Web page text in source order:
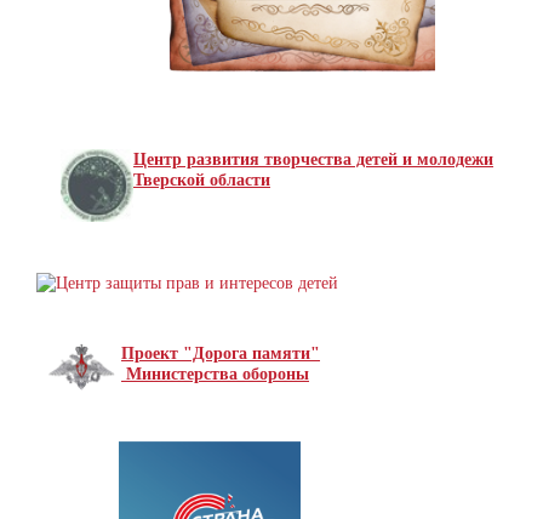
Центр развития творчества детей и молодежи
Тверской области
Проект "Дорога памяти"
Министерства обороны